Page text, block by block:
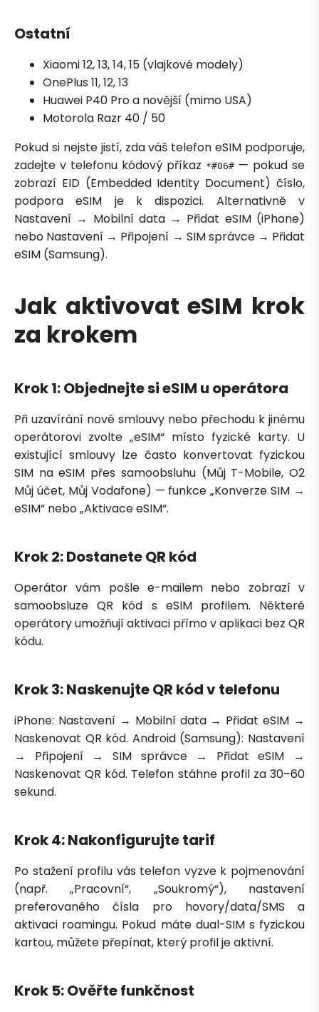
Ostatní
Xiaomi 12, 13, 14, 15 (vlajkové modely)
OnePlus 11, 12, 13
Huawei P40 Pro a novější (mimo USA)
Motorola Razr 40 / 50
Pokud si nejste jistí, zda váš telefon eSIM podporuje,
zadejte v telefonu kódový příkaz *#06# — pokud se
zobrazí EID (Embedded Identity Document) číslo,
podpora eSIM je k dispozici. Alternativně v
Nastavení → Mobilní data → Přidat eSIM (iPhone)
nebo Nastavení → Připojení → SIM správce → Přidat
eSIM (Samsung).
Jak aktivovat eSIM krok
za krokem
Krok 1: Objednejte si eSIM u operátora
Při uzavírání nové smlouvy nebo přechodu k jinému
operátorovi zvolte „eSIM“ místo fyzické karty. U
existující smlouvy lze často konvertovat fyzickou
SIM na eSIM přes samoobsluhu (Můj T-Mobile, O2
Můj účet, Můj Vodafone) — funkce „Konverze SIM →
eSIM“ nebo „Aktivace eSIM“.
Krok 2: Dostanete QR kód
Operátor vám pošle e-mailem nebo zobrazí v
samoobsluze QR kód s eSIM profilem. Některé
operátory umožňují aktivaci přímo v aplikaci bez QR
kódu.
Krok 3: Naskenujte QR kód v telefonu
iPhone: Nastavení → Mobilní data → Přidat eSIM →
Naskenovat QR kód. Android (Samsung): Nastavení
→ Připojení → SIM správce → Přidat eSIM →
Naskenovat QR kód. Telefon stáhne profil za 30–60
sekund.
Krok 4: Nakonfigurujte tarif
Po stažení profilu vás telefon vyzve k pojmenování
(např. „Pracovní“, „Soukromý“), nastavení
preferovaného čísla pro hovory/data/SMS a
aktivaci roamingu. Pokud máte dual-SIM s fyzickou
kartou, můžete přepínat, který profil je aktivní.
Krok 5: Ověřte funkčnost
PN
Petra je online
Zavolá do 2 minut · Po–Pá 8–18
Zavolejte mi zpět